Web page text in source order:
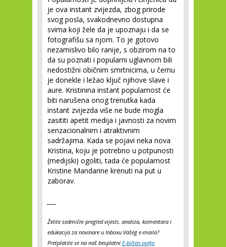
je ova instant zvijezda, zbog prirode
svog posla, svakodnevno dostupna
svima koji žele da je upoznaju i da se
fotografišu sa njom. To je gotovo
nezamislivo bilo ranije, s obzirom na to
da su poznati i popularni uglavnom bili
nedostižni običnim smrtnicima, u čemu
je donekle i ležao ključ njihove slave i
aure. Kristinina instant popularnost će
biti narušena onog trenutka kada
instant zvijezda više ne bude mogla
zasititi apetit medija i javnosti za novim
senzacionalnim i atraktivnim
sadržajima. Kada se pojavi neka nova
Kristina, koju je potrebno u potpunosti
(medijski) ogoliti, tada će popularnost
Kristine Mandarine krenuti na put u
zaborav.
Želite sedmični pregled vijesti, analiza, komentara i
edukacija za novinare u Inboxu Vašeg e-maila?
Pretplatite se na naš besplatni E-bilten ovdje.